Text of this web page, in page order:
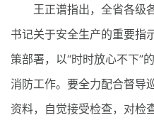
王正谱指出，全省各级
书记关于安全生产的重要指
策部署，以“时时放心不下”
消防工作。要全力配合督导
资料，自觉接受检查，对检